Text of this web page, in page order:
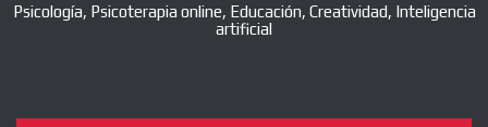
Psicología, Psicoterapia online, Educación, Creatividad, Inteligencia
artificial